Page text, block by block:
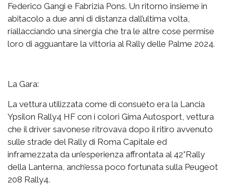
Federico Gangi e Fabrizia Pons. Un ritorno insieme in
abitacolo a due anni di distanza dall’ultima volta,
riallacciando una sinergia che tra le altre cose permise
loro di agguantare la vittoria al Rally delle Palme 2024.
La Gara:
La vettura utilizzata come di consueto era la Lancia
Ypsilon Rally4 HF con i colori Gima Autosport, vettura
che il driver savonese ritrovava dopo il ritiro avvenuto
sulle strade del Rally di Roma Capitale ed
inframezzata da un’esperienza affrontata al 42°Rally
della Lanterna, anch’essa poco fortunata sulla Peugeot
208 Rally4.